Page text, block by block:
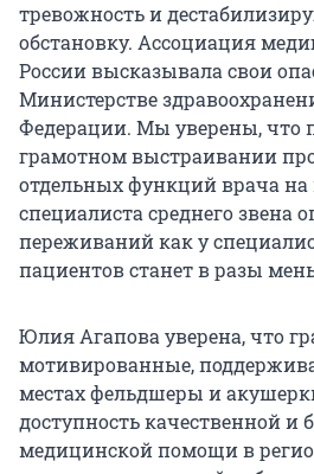
тревожность и
обстановку. Ассоциация
России высказывала свои
Министерстве
Федерации. Мы уверены, что
грамотном выстраивании
отдельных функций врача
специалиста среднего звена
переживаний как у
пациентов станет в разы
Юлия Агапова уверена, что
мотивированные,
местах фельдшеры и
доступность качественной и
медицинской помощи в